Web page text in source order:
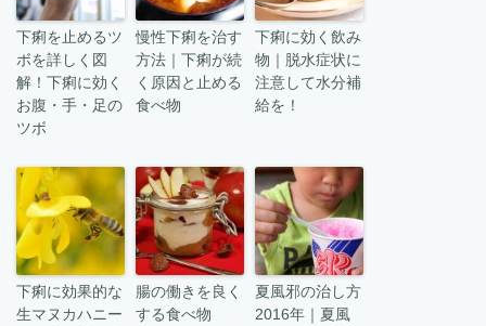
下痢を止めるツ
ボを詳しく図
解！下痢に効く
お腹・手・足の
ツボ
慢性下痢を治す
方法｜下痢が続
く原因と止める
食べ物
下痢に効く飲み
物｜脱水症状に
注意して水分補
給を！
下痢に効果的な
生マヌカハニー
腸の働きを良く
する食べ物
夏風邪の治し方
2016年｜夏風